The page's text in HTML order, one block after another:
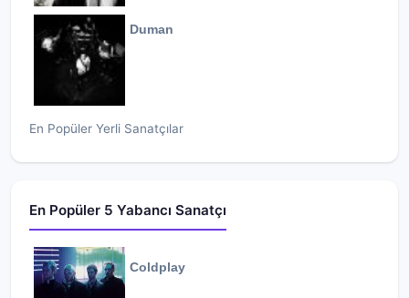
Duman
En Popüler Yerli Sanatçılar
En Popüler 5 Yabancı Sanatçı
Coldplay